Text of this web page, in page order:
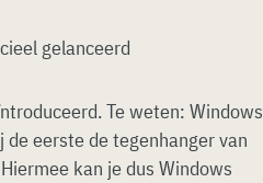
Te weten: Windows
eerste de tegenhanger van
kan je dus Windows